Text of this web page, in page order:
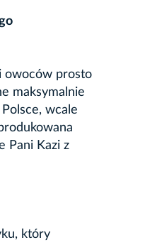
owoców prosto
maksymalnie
wcale
Pani Kazi z
który